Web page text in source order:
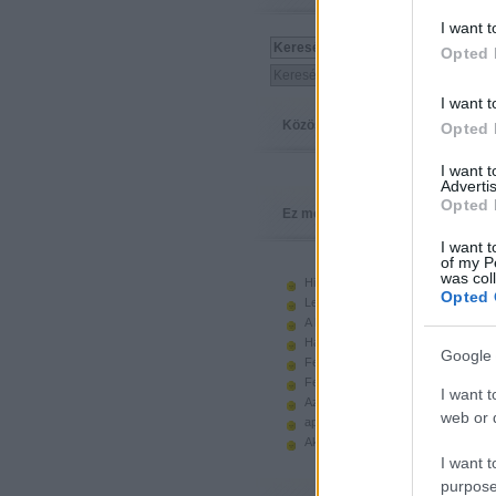
I want
Opted
I want
Opted
I want
Opted
I want
of my
was
Opted
Google
I want
web or
I want
Közösség
Ez megy
Hiányzó elemek beszerzése
Legoland Németország 2010
A kastélyok képes története
Használt legót piacról
Feltörjük a legó ugart
Fehérítsd ki!
Az Indiana Jones készletek
apró. hirdetés.
Akciók, újdonságok a polcon,